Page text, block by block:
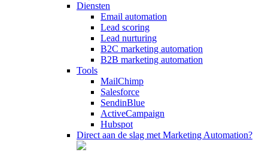
Diensten
Email automation
Lead scoring
Lead nurturing
B2C marketing automation
B2B marketing automation
Tools
MailChimp
Salesforce
SendinBlue
ActiveCampaign
Hubspot
Direct aan de slag met Marketing Automation?